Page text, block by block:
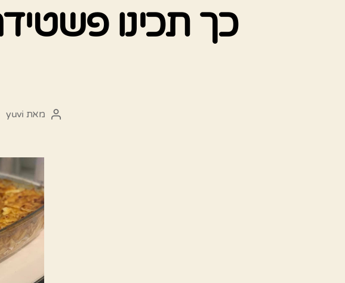
כך תכינו
המחבר
מאת yuvi